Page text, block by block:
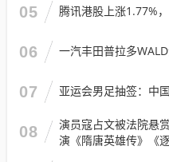
05 腾讯港股上涨1.77%
06 一汽丰田普拉多
07 亚运会男足抽签：中
08
演员寇占文被法院悬
演《隋唐英雄传》《